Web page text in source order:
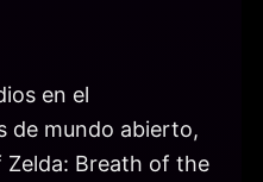
en el
de mundo abierto,
Zelda: Breath of the